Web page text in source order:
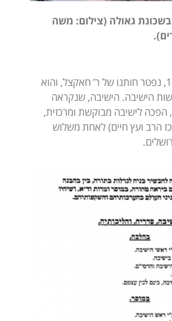
בשכונת גאולה (צילום: משה
בינתיים, בשנת 1933, נפטר חותנו של ר’ חאקצל, והוא
הישיבה. הישיבה, שנקראה
הפכה לישיבה מבוקשת ומרכזית,
הרב ועץ חיים) לאחת משלוש